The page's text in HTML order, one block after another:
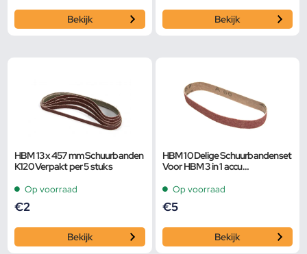
Bekijk Bekijk
HBM 13 x 457 mm Schuurbanden
K120 Verpakt per 5 stuks
Op voorraad
€2
Bekijk
HBM 10 Delige Schuurbandenset
Voor HBM 3 in 1 accu
bladblazer
Op voorraad
€5
Bekijk